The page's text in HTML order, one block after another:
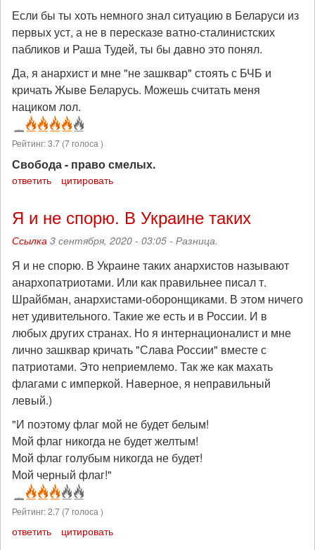
Если бы ты хоть немного знал ситуацию в Беларуси из
первых уст, а не в пересказе ватно-сталинистских
пабликов и Раша Тудей, ты бы давно это понял.
Да, я анархист и мне "не зашквар" стоять с БЧБ и
кричать Жыве Беларусь. Можешь считать меня
нациком лол.
Рейтинг:3.7 (7голоса )
Свобода - право смелых.
ответить цитировать
Я и не спорю. В Украине таких
Ссылка 3 сентября, 2020 - 03:05 - Разница.
Я и не спорю. В Украине таких анархистов называют
анархопатриотами. Или как правильнее писал т.
Шрайбман, анархистами-оборонщиками. В этом ничего
нет удивительного. Такие же есть и в России. И в
любых других странах. Но я интернационалист и мне
лично зашквар кричать "Слава России" вместе с
патриотами. Это неприемлемо. Так же как махать
флагами с имперкой. Наверное, я неправильный
левый.)
"И поэтому флаг мой не будет белым!
Мой флаг никогда не будет желтым!
Мой флаг голубым никогда не будет!
Мой черный флаг!"
Рейтинг:2.7 (7голоса )
ответить цитировать